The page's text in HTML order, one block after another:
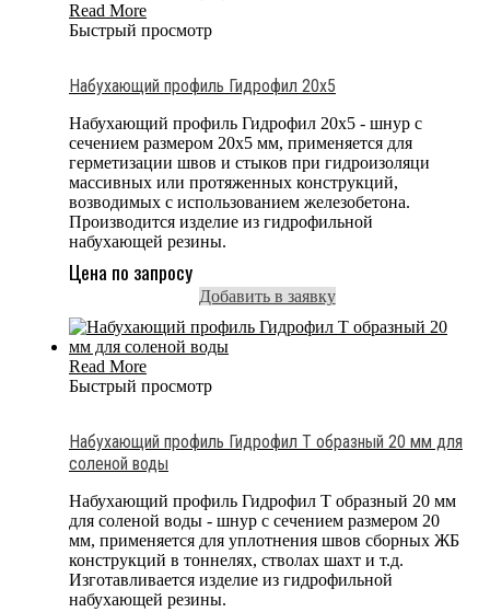
Read More
Быстрый просмотр
Набухающий профиль Гидрофил 20х5
Набухающий профиль Гидрофил 20х5 - шнур с
сечением размером 20x5 мм, применяется для
герметизации швов и стыков при гидроизоляци
массивных или протяженных конструкций,
возводимых с использованием железобетона.
Производится изделие из гидрофильной
набухающей резины.
Цена по запросу
Добавить в заявку
Read More
Быстрый просмотр
Набухающий профиль Гидрофил T образный 20 мм для
соленой воды
Набухающий профиль Гидрофил T образный 20 мм
для соленой воды - шнур с сечением размером 20
мм, применяется для уплотнения швов сборных ЖБ
конструкций в тоннелях, стволах шахт и т.д.
Изготавливается изделие из гидрофильной
набухающей резины.